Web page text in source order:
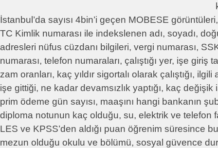
İstanbul’da sayısı 4bin’i geçen MOBESE
TC Kimlik numarası ile indekslenen adı, soyadı,
adresleri nüfus cüzdanı bilgileri, vergi numarası,
numarası, telefon numaraları, çalıştığı yer, işe giriş
zam oranları, kaç yıldır sigortalı olarak çalıştığı,
işe gittiği, ne kadar devamsızlık yaptığı, kaç değişik
prim ödeme gün sayısı, maaşını hangi bankanın
diploma notunun kaç olduğu, su, elektrik ve telefon
LES ve KPSS’den aldığı puan öğrenim süresince
mezun olduğu okulu ve bölümü, sosyal güvence